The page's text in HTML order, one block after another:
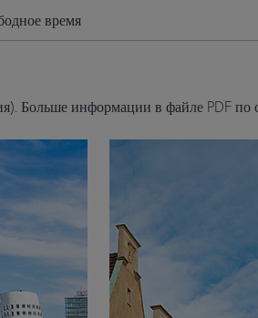
время
Больше информации в файле PDF по